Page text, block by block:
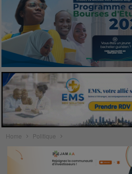
Home Politique